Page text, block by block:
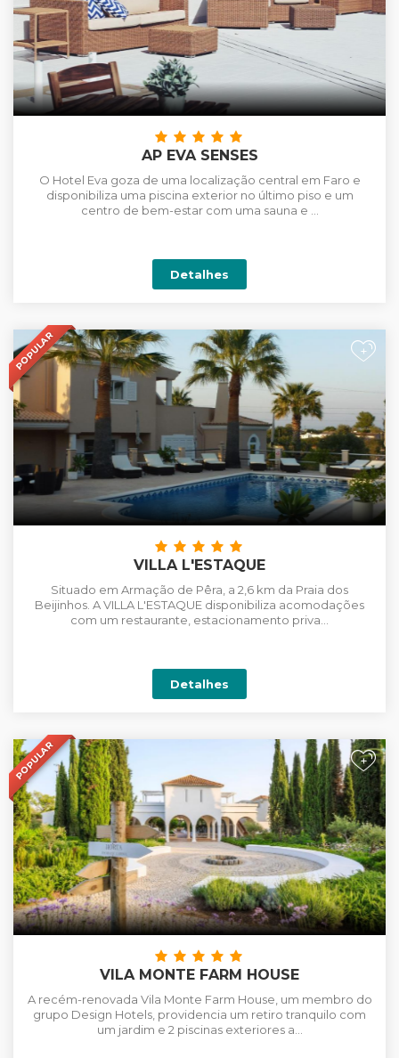
AP EVA SENSES
O Hotel Eva goza de uma localização central em Faro e
disponibiliza uma piscina exterior no último piso e um
centro de bem-estar com uma sauna e ...
Detalhes
POPULAR +
VILLA L'ESTAQUE
Situado em Armação de Pêra, a 2,6 km da Praia dos
Beijinhos. A VILLA L'ESTAQUE disponibiliza acomodações
com um restaurante, estacionamento priva...
Detalhes
POPULAR +
VILA MONTE FARM HOUSE
A recém-renovada Vila Monte Farm House, um membro do
grupo Design Hotels, providencia um retiro tranquilo com
um jardim e 2 piscinas exteriores a...